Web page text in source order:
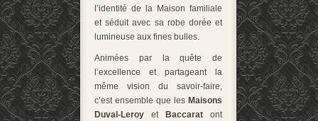
l’identité de la Maison familiale
et séduit avec sa robe dorée et
lumineuse aux fines bulles.
Animées par la quête de
l’excellence et partageant la
même vision du savoir-faire,
c’est ensemble que les Maisons
Duval-Leroy etBaccarat ont